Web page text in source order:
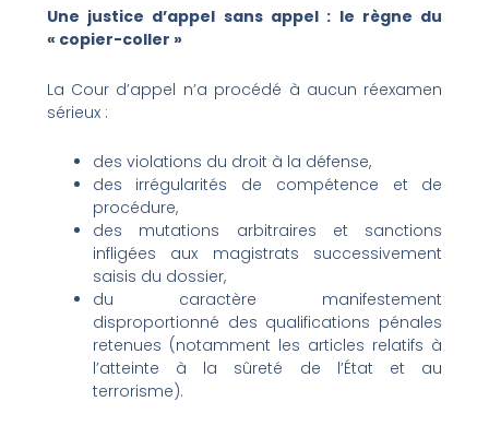
Une justice d’appel sans appel : le règne du
« copier-coller »
La Cour d’appel n’a procédé à aucun réexamen
sérieux :
des violations du droit à la défense,
des irrégularités de compétence et de
procédure,
des mutations arbitraires et sanctions
infligées aux magistrats successivement
saisis du dossier,
du caractère manifestement
disproportionné des qualifications pénales
retenues (notamment les articles relatifs à
l’atteinte à la sûreté de l’État et au
terrorisme).